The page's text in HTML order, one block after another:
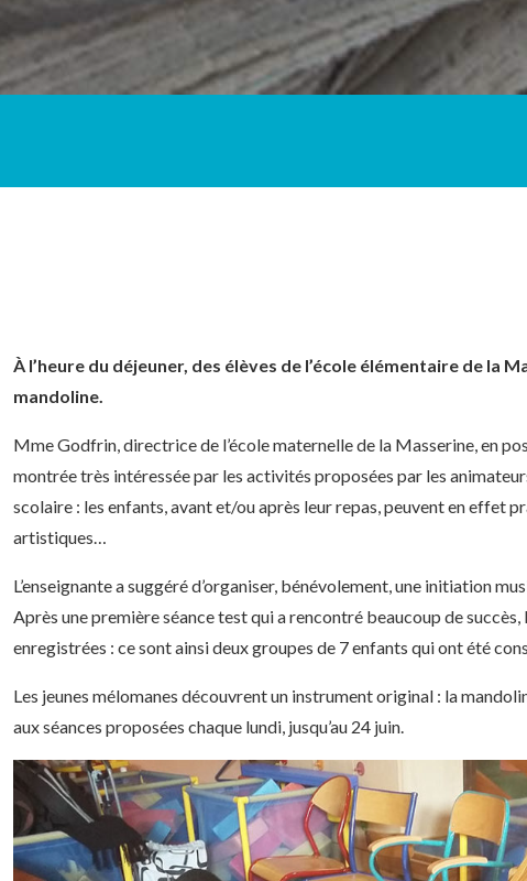
À l’heure du déjeuner, des élèves de l’école élémentaire de la
mandoline.
Mme Godfrin, directrice de l’école maternelle de la Masserine, en
montrée très intéressée par les activités proposées par les
scolaire : les enfants, avant et/ou après leur repas, peuvent en effet
artistiques…
L’enseignante a suggéré d’organiser, bénévolement, une initiation
Après une première séance test qui a rencontré beaucoup de
enregistrées : ce sont ainsi deux groupes de 7 enfants qui ont été
Les jeunes mélomanes découvrent un instrument original : la
aux séances proposées chaque lundi, jusqu’au 24 juin.